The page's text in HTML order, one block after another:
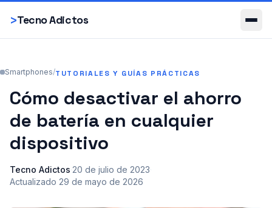
>Tecno Adictos
Smartphones
Smartphones/TUTORIALES Y GUÍAS PRÁCTICAS
Cómo desactivar el ahorro
de batería en cualquier
dispositivo
Tecno Adictos·20 de julio de 2023·
Actualizado 29 de mayo de 2026